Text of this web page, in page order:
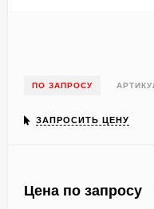
ПО ЗАПРОСУ
ЗАПРОСИТЬ ЦЕНУ
Цена по запросу